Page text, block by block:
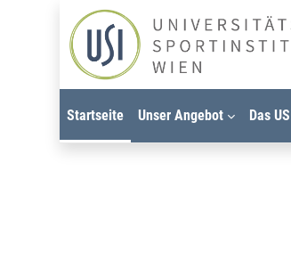
Zum Hauptinhalt
Startseite Unser Angebot Das